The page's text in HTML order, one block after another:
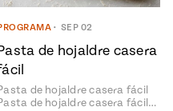
• SEP 02
de hojaldre casera
de hojaldre casera fácil
de hojaldre casera fácil…